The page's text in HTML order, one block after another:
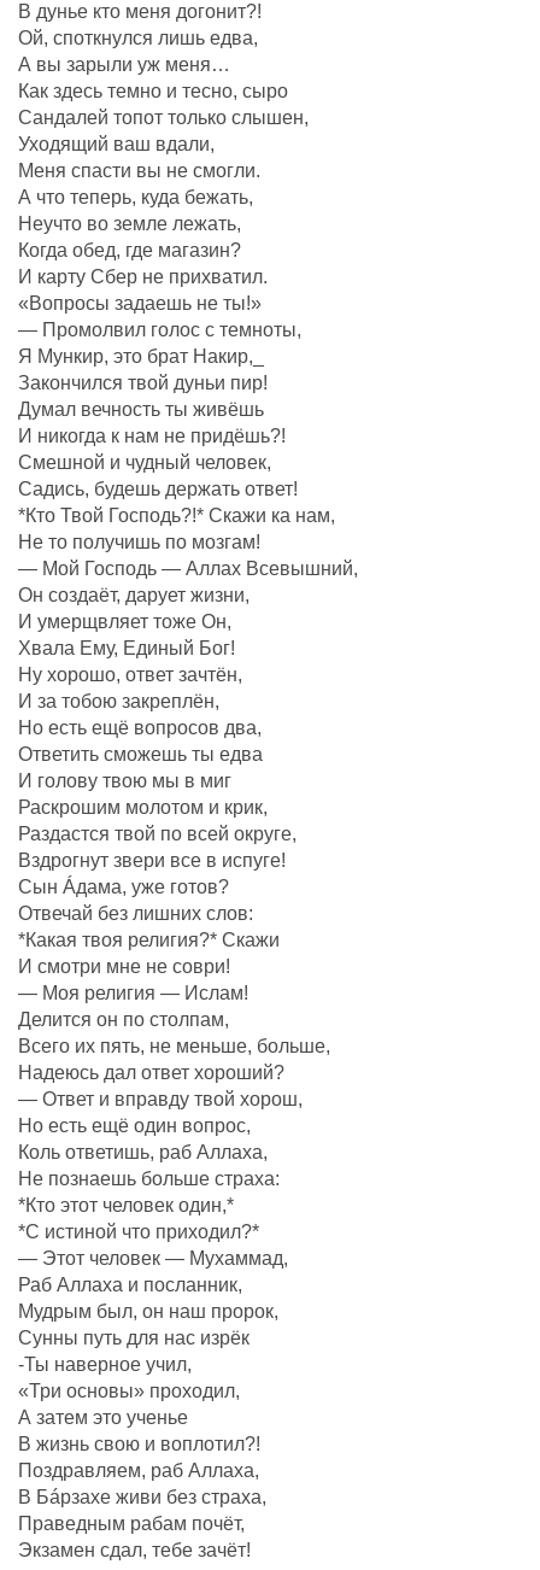
В дунье кто меня догонит?!
Ой, споткнулся лишь едва,
А вы зарыли уж меня…
Как здесь темно и тесно, сыро
Сандалей топот только слышен,
Уходящий ваш вдали,
Меня спасти вы не смогли.
А что теперь, куда бежать,
Неучто во земле лежать,
Когда обед, где магазин?
И карту Сбер не прихватил.
«Вопросы задаешь не ты!»
— Промолвил голос с темноты,
Я Мункир, это брат Накир,_
Закончился твой дуньи пир!
Думал вечность ты живёшь
И никогда к нам не придёшь?!
Смешной и чудный человек,
Садись, будешь держать ответ!
*Кто Твой Господь?!* Скажи ка нам,
Не то получишь по мозгам!
— Мой Господь — Аллах Всевышний,
Он создаëт, дарует жизни,
И умерщвляет тоже Он,
Хвала Ему, Единый Бог!
Ну хорошо, ответ зачтëн,
И за тобою закреплëн,
Но есть ещё вопросов два,
Ответить сможешь ты едва
И голову твою мы в миг
Раскрошим молотом и крик,
Раздастся твой по всей округе,
Вздрогнут звери все в испуге!
Сын Áдама, уже готов?
Отвечай без лишних слов:
*Какая твоя религия?* Скажи
И смотри мне не соври!
— Моя религия — Ислам!
Делится он по столпам,
Всего их пять, не меньше, больше,
Надеюсь дал ответ хороший?
— Ответ и вправду твой хорош,
Но есть ещё один вопрос,
Коль ответишь, раб Аллаха,
Не познаешь больше страха:
*Кто этот человек один,*
*С истиной что приходил?*
— Этот человек — Мухаммад,
Раб Аллаха и посланник,
Мудрым был, он наш пророк,
Сунны путь для нас изрёк
-Ты наверное учил,
«Три основы» проходил,
А затем это ученье
В жизнь свою и воплотил?!
Поздравляем, раб Аллаха,
В Бáрзахе живи без страха,
Праведным рабам почëт,
Экзамен сдал, тебе зачёт!